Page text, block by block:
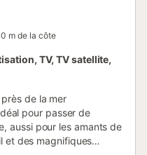
m de la côte
TV, TV satellite,
de la mer
pour passer de
aussi pour les amants de
et des magnifiques